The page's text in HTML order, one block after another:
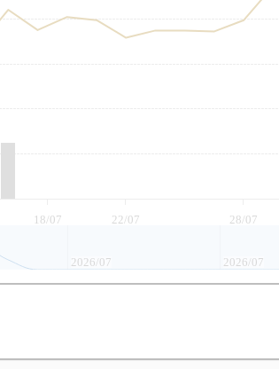
18/07 22/07 28/07
2026/07 2026/07